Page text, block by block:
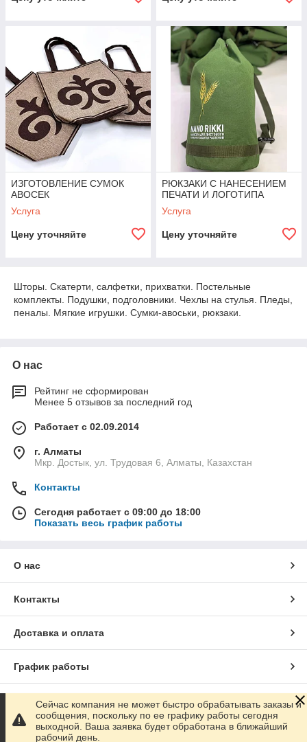
ИЗГОТОВЛЕНИЕ СУМОК
АВОСЕК
Услуга
Цену уточняйте
РЮКЗАКИ С НАНЕСЕНИЕМ
ПЕЧАТИ И ЛОГОТИПА
Услуга
Цену уточняйте
Шторы. Скатерти, салфетки, прихватки. Постельные
комплекты. Подушки, подголовники. Чехлы на стулья. Пледы,
пеналы. Мягкие игрушки. Сумки-авоськи, рюкзаки.
О нас
Рейтинг не сформирован
Менее 5 отзывов за последний год
Работает с 02.09.2014
г. Алматы
Мкр. Достык, ул. Трудовая 6, Алматы, Казахстан
Контакты
Сегодня работает с 09:00 до 18:00
Показать весь график работы
О нас
Контакты
Доставка и оплата
График работы
Полная версия сайта
Сайт создан на маркетплейсе Satu.kz
Сейчас компания не может быстро обрабатывать заказы и
сообщения, поскольку по ее графику работы сегодня
выходной. Ваша заявка будет обработана в ближайший
рабочий день.